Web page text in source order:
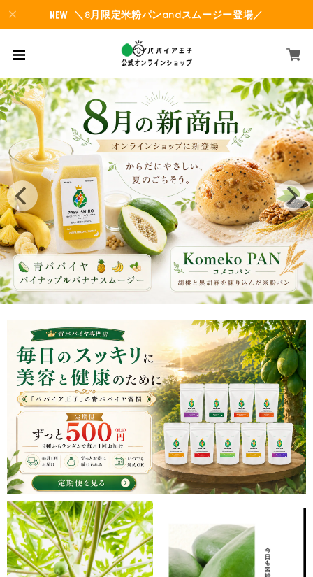
＼8月限定米粉パンandスムージー登場／